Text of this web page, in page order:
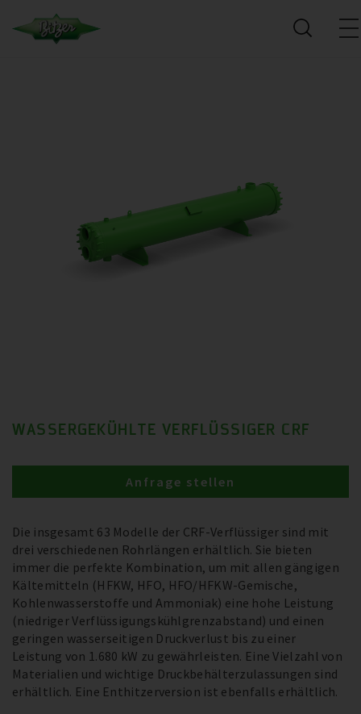
WASSERGEKÜHLTE VERFLÜSSIGER CRF
Die insgesamt 63 Modelle der CRF-Verflüssiger sind mit
drei verschiedenen Rohrlängen erhältlich. Sie bieten
immer die perfekte Kombination, um mit allen gängigen
Kältemitteln (HFKW, HFO, HFO/HFKW-Gemische,
Kohlenwasserstoffe und Ammoniak) eine hohe Leistung
(niedriger Verflüssigungskühlgrenzabstand) und einen
geringen wasserseitigen Druckverlust bis zu einer
Leistung von 1.680 kW zu gewährleisten. Eine Vielzahl von
Materialien und wichtige Druckbehälterzulassungen sind
erhältlich. Eine Enthitzerversion ist ebenfalls erhältlich.
Anfrage stellen